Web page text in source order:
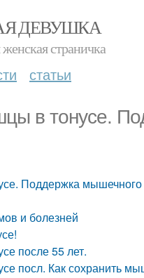
ДЕВУШКА
страничка
статьи
в тонусе.
Поддержка мышечного
и болезней
после 55 лет.
посл. Как сохранить